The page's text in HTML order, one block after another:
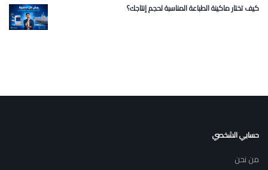
كيف تختار ماكينة الطباعة المناسبة لحجم إنتاجك؟
حسابي الشخصي
من نحن